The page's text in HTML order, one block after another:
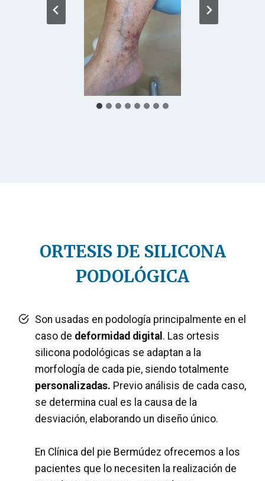
ORTESIS DE SILICONA
PODOLÓGICA
Son usadas en podología principalmente en el
caso de deformidad digital . Las ortesis
silicona podológicas se adaptan a la
morfología de cada pie, siendo totalmente
personalizadas. Previo análisis de cada caso,
se determina cual es la causa de la
desviación, elaborando un diseño único.
En Clínica del pie Bermúdez ofrecemos a los
pacientes que lo necesiten la realización de